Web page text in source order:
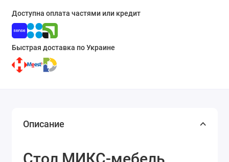
Доступна оплата частями или кредит
Быстрая доставка по Украине
Описание